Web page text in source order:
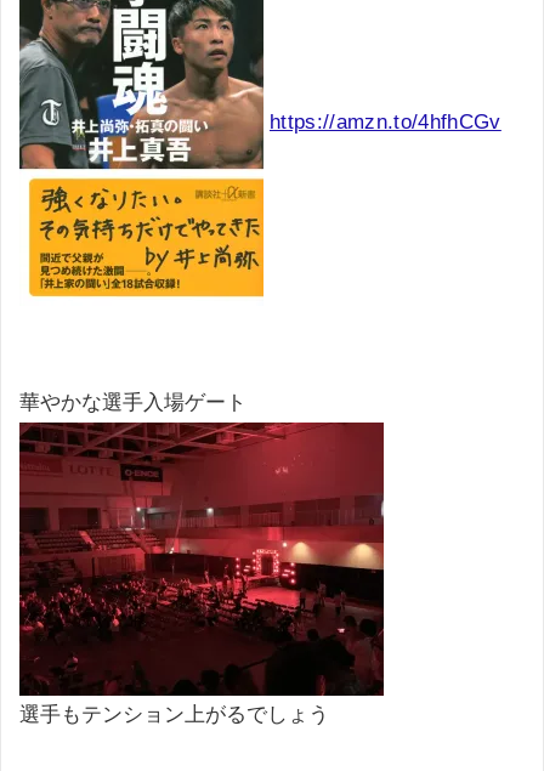
https://amzn.to/4hfhCGv
華やかな選手入場ゲート
選手もテンション上がるでしょう